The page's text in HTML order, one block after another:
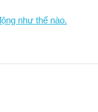
như thế nào.